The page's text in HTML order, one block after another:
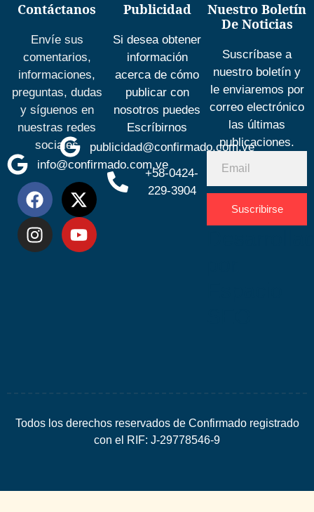
Contáctanos
Envíe sus
comentarios,
informaciones,
preguntas, dudas
y síguenos en
nuestras redes
sociales
info@confirmado.com.ve
Publicidad
Si desea obtener
información
acerca de cómo
publicar con
nosotros puedes
Escríbirnos
publicidad@confirmado.com.ve
+58-0424-
229-3904
Nuestro Boletín
De Noticias
Suscríbase a
nuestro boletín y
le enviaremos por
correo electrónico
las últimas
publicaciones.
Suscribirse
Todos los derechos reservados de Confirmado registrado
con el RIF: J-29778546-9